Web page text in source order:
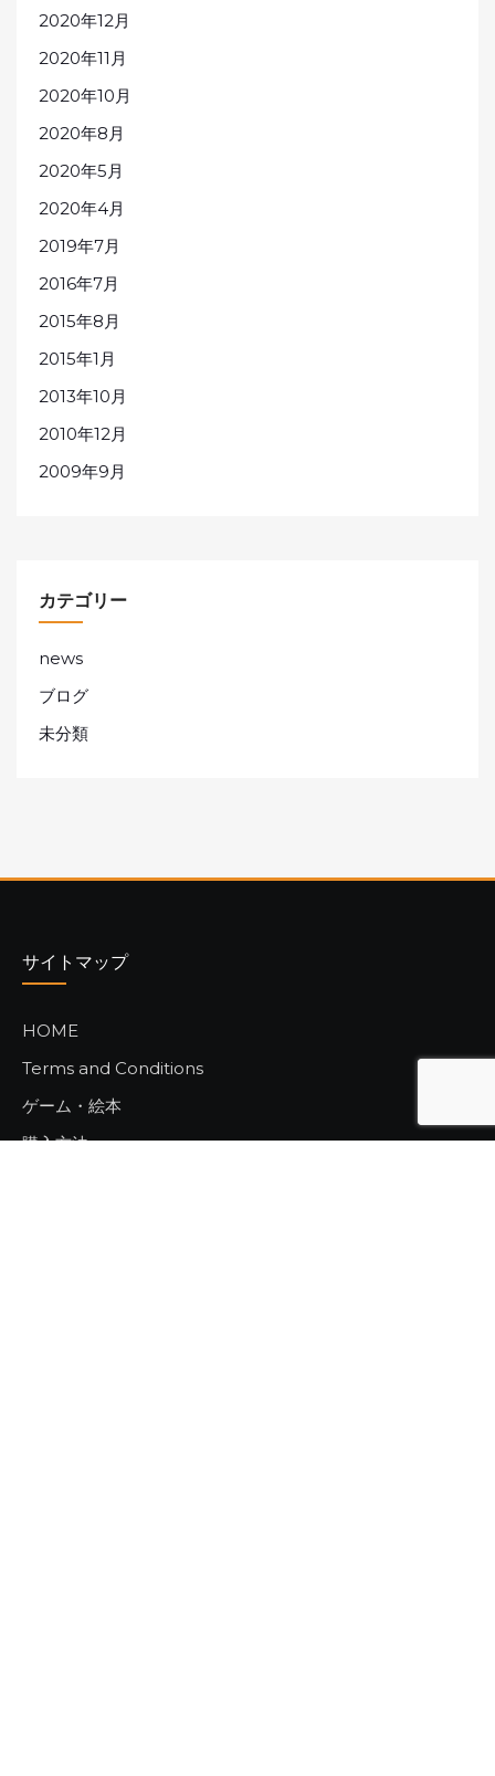
2020年12月
2020年11月
2020年10月
2020年8月
2020年5月
2020年4月
2019年7月
2016年7月
2015年8月
2015年1月
2013年10月
2010年12月
2009年9月
カテゴリー
news
ブログ
未分類
サイトマップ
HOME
Terms and Conditions
ゲーム・絵本
購入方法